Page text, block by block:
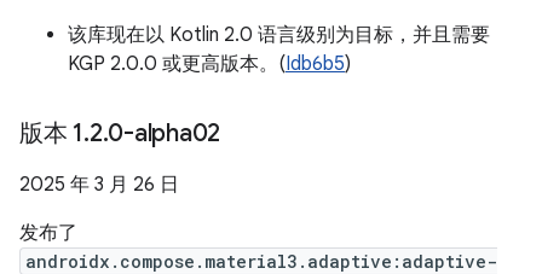
该库现在以 Kotlin 2.0 语言级别为目标，并且需要
KGP 2.0.0 或更高版本。(Idb6b5)
版本 1.2.0-alpha02
2025 年 3 月 26 日
发布了
androidx.compose.material3.adaptive:adaptive-